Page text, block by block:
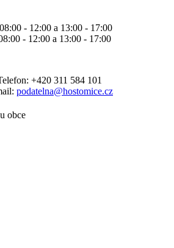
- 12:00 a 13:00 - 17:00
- 12:00 a 13:00 - 17:00
+420 311 584 101
podatelna@hostomice.cz